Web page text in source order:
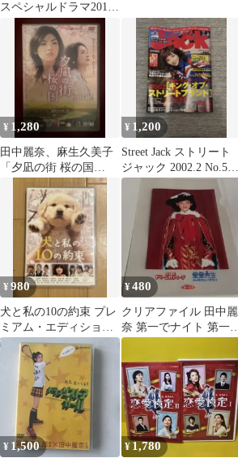
スペシャルドラマ2011
生きてるだけでな…
¥ 1,280
田中麗奈、麻生久美子
「夕凪の街 桜の国
('07）」セル版DVD
¥ 1,200
Street Jack ストリート
ジャック 2002.2 No.57
田中麗奈
¥980
犬と私の10の約束 プレ
ミアム・エディショ
ン DVD2枚組
¥480
クリアファイル 田中麗
奈 第一でナイト 第一生
命 A4
¥ 1,500 ¥ 1,780